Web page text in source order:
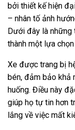
bởi thiết kế hiện
– nhân tố ảnh
Dưới đây là những
thành một lựa
Xe được trang bị
bén, đảm bảo khả
huống. Điều này
giúp họ tự tin hơn
lắng về việc mất